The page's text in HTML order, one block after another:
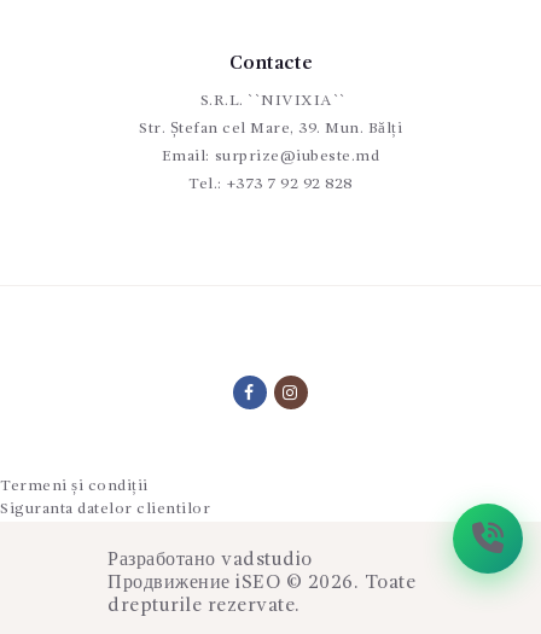
Contacte
S.R.L. ``NIVIXIA``
Str. Ștefan cel Mare, 39. Mun. Bălți
Email: surprize@iubeste.md
Tel.: +373 7 92 92 828
Termeni și condiții
Siguranta datelor clientilor
Разработано vadstudio
Продвижение iSEO © 2026. Toate
drepturile rezervate.